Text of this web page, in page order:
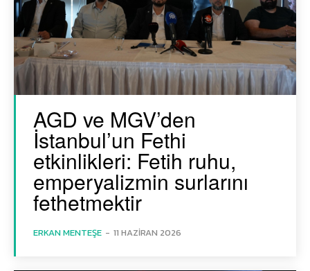
AGD ve MGV’den
İstanbul’un Fethi
etkinlikleri: Fetih ruhu,
emperyalizmin surlarını
fethetmektir
ERKAN MENTEŞE - 11 HAZIRAN 2026